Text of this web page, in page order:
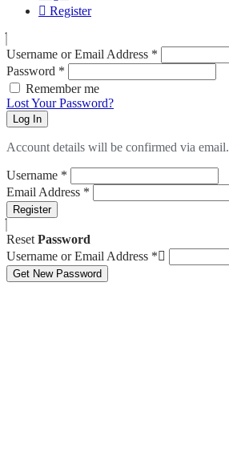
Register
Username or Email Address *
Password *
Remember me
Lost Your Password?
Log In
Account details will be confirmed via email.
Username *
Email Address *
Register
Reset Password
Username or Email Address *
Get New Password